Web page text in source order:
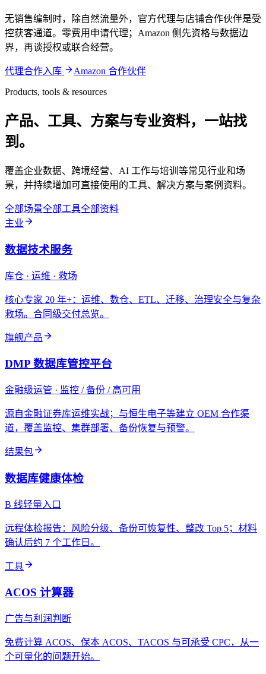
无销售编制时，除自然流量外，官方代理与店铺合作伙伴是受
控获客通道。零费用申请代理；Amazon 侧先资格与数据边
界，再谈授权或联合经营。
代理合作入库 Amazon 合作伙伴
Products, tools & resources
产品、工具、方案与专业资料，一站找
到。
覆盖企业数据、跨境经营、AI 工作与培训等常见行业和场
景，并持续增加可直接使用的工具、解决方案与案例资料。
全部场景全部工具全部资料
主业
数据技术服务
库仓 · 运维 · 救场
核心专家 20 年+：运维、数仓、ETL、迁移、治理安全与复杂
救场。合同级交付总览。
旗舰产品
DMP 数据库管控平台
金融级运管 · 监控 / 备份 / 高可用
源自金融证券库运维实战；与恒生电子等建立 OEM 合作渠
道，覆盖监控、集群部署、备份恢复与预警。
结果包
数据库健康体检
B 线轻量入口
远程体检报告：风险分级、备份可恢复性、整改 Top 5；材料
确认后约 7 个工作日。
工具
ACOS 计算器
广告与利润判断
免费计算 ACOS、保本 ACOS、TACOS 与可承受 CPC，从一
个可量化的问题开始。